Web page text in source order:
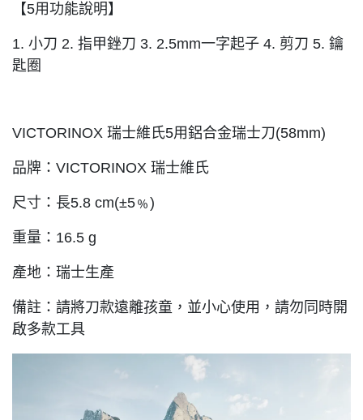
【5用功能說明】
1. 小刀 2. 指甲銼刀 3. 2.5mm一字起子 4. 剪刀 5. 鑰
匙圈
VICTORINOX 瑞士維氏5用鋁合金瑞士刀(58mm)
品牌：VICTORINOX 瑞士維氏
尺寸：長5.8 cm(±5﹪)
重量：16.5 g
產地：瑞士生產
備註：請將刀款遠離孩童，並小心使用，請勿同時開
啟多款工具